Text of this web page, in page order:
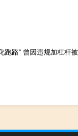
跑路” 曾因违规加杠杆